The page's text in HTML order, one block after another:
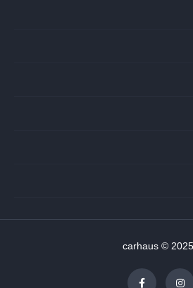
carhaus © 2025